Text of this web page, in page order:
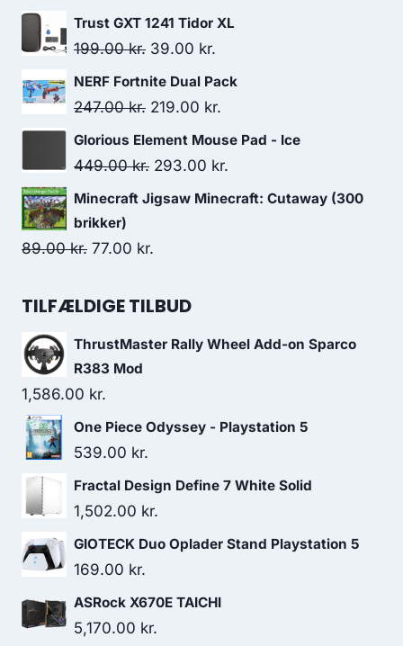
price
was:
price
Trust GXT 1241 Tidor XL
199.00kr. Original
price
was:
39.00 kr.
price
is:
NERF Fortnite Dual Pack
247.00kr. Original
price
was:
219.00 kr.
price
is:
Glorious Element Mouse Pad - Ice
449.00kr. Original
price
293.00 kr.
price
Minecraft Jigsaw Minecraft: Cutaway (300
brikker)
89.00kr. Original
was:
77.00 kr.
is:
TILFÆLDIGE TILBUD
ThrustMaster Rally Wheel Add-on Sparco
R383 Mod
1,586.00 kr.
One Piece Odyssey - Playstation 5
539.00 kr.
Fractal Design Define 7 White Solid
1,502.00 kr.
GIOTECK Duo Oplader Stand Playstation 5
169.00 kr.
ASRock X670E TAICHI
5,170.00 kr.